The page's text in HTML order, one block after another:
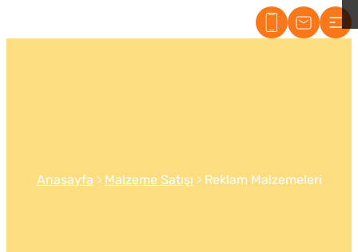
Anasayfa Malzeme Satışı Reklam Malzemeleri